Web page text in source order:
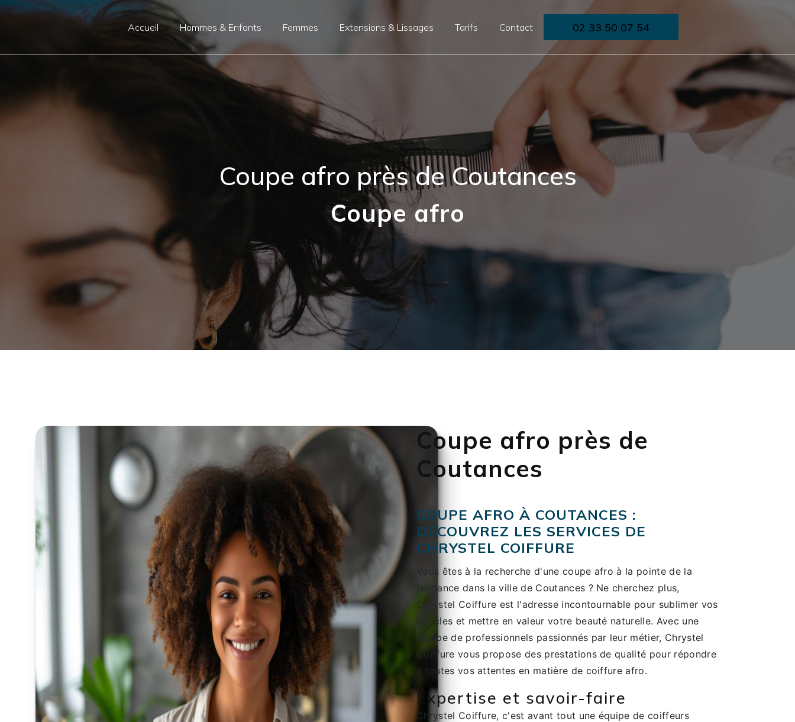
Accueil Hommes & Enfants Femmes Extensions & Lissages Tarifs Contact 02 33 50 07 54
Coupe afro près de Coutances
Coupe afro
Coupe afro près de
Coutances
COUPE AFRO À COUTANCES :
DÉCOUVREZ LES SERVICES DE
CHRYSTEL COIFFURE
Vous êtes à la recherche d'une coupe afro à la pointe de la
tendance dans la ville de Coutances ? Ne cherchez plus,
Chrystel Coiffure est l'adresse incontournable pour sublimer vos
boucles et mettre en valeur votre beauté naturelle. Avec une
équipe de professionnels passionnés par leur métier, Chrystel
Coiffure vous propose des prestations de qualité pour répondre
à toutes vos attentes en matière de coiffure afro.
Expertise et savoir-faire
Chrystel Coiffure, c'est avant tout une équipe de coiffeurs
Panneau de gestion des cookies